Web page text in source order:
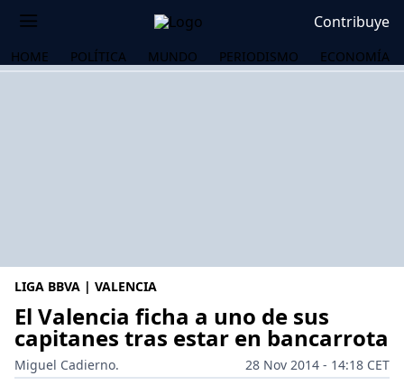
Contribuye
HOME POLÍTICA MUNDO PERIODISMO ECONOMÍA
LIGA BBVA | VALENCIA
El Valencia ficha a uno de sus
capitanes tras estar en bancarrota
Miguel Cadierno.
28 Nov 2014 - 14:18 CET